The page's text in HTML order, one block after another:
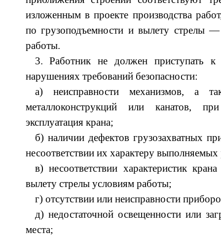
изложенным в проекте производства
по грузоподъемности и вылету стрелы
работы.
3. Работник не должен приступать
нарушениях требований безопасности:
а) неисправности механизмов, а
металлоконструкций или канатов,
эксплуатация крана;
б) наличии дефектов грузозахватных
несоответствии их характеру выполняемых
в) несоответствии характеристик
вылету стрелы условиям работы;
г) отсутствии или неисправности
д) недостаточной освещенности или
места;